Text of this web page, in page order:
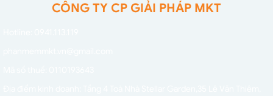
CÔNG TY CP GIẢI PHÁP MKT